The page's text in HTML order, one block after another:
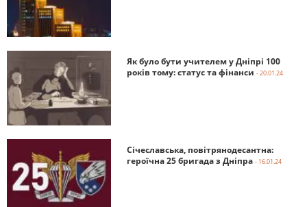
Як було бути учителем у Дніпрі 100
років тому: статус та фінанси - 20.01.24
Січеславська, повітрянодесантна:
героїчна 25 бригада з Дніпра - 16.01.24